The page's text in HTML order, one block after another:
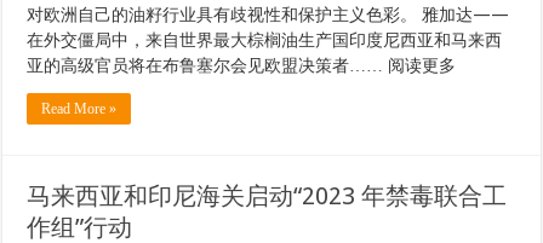
对欧洲自己的油籽行业具有歧视性和保护主义色彩。 雅加达——
在外交僵局中，来自世界最大棕榈油生产国印度尼西亚和马来西
亚的高级官员将在布鲁塞尔会见欧盟决策者…… 阅读更多
Read More »
马来西亚和印尼海关启动“2023 年禁毒联合工
作组”行动